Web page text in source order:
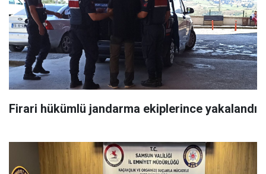
Firari hükümlü jandarma ekiplerince yakalandı